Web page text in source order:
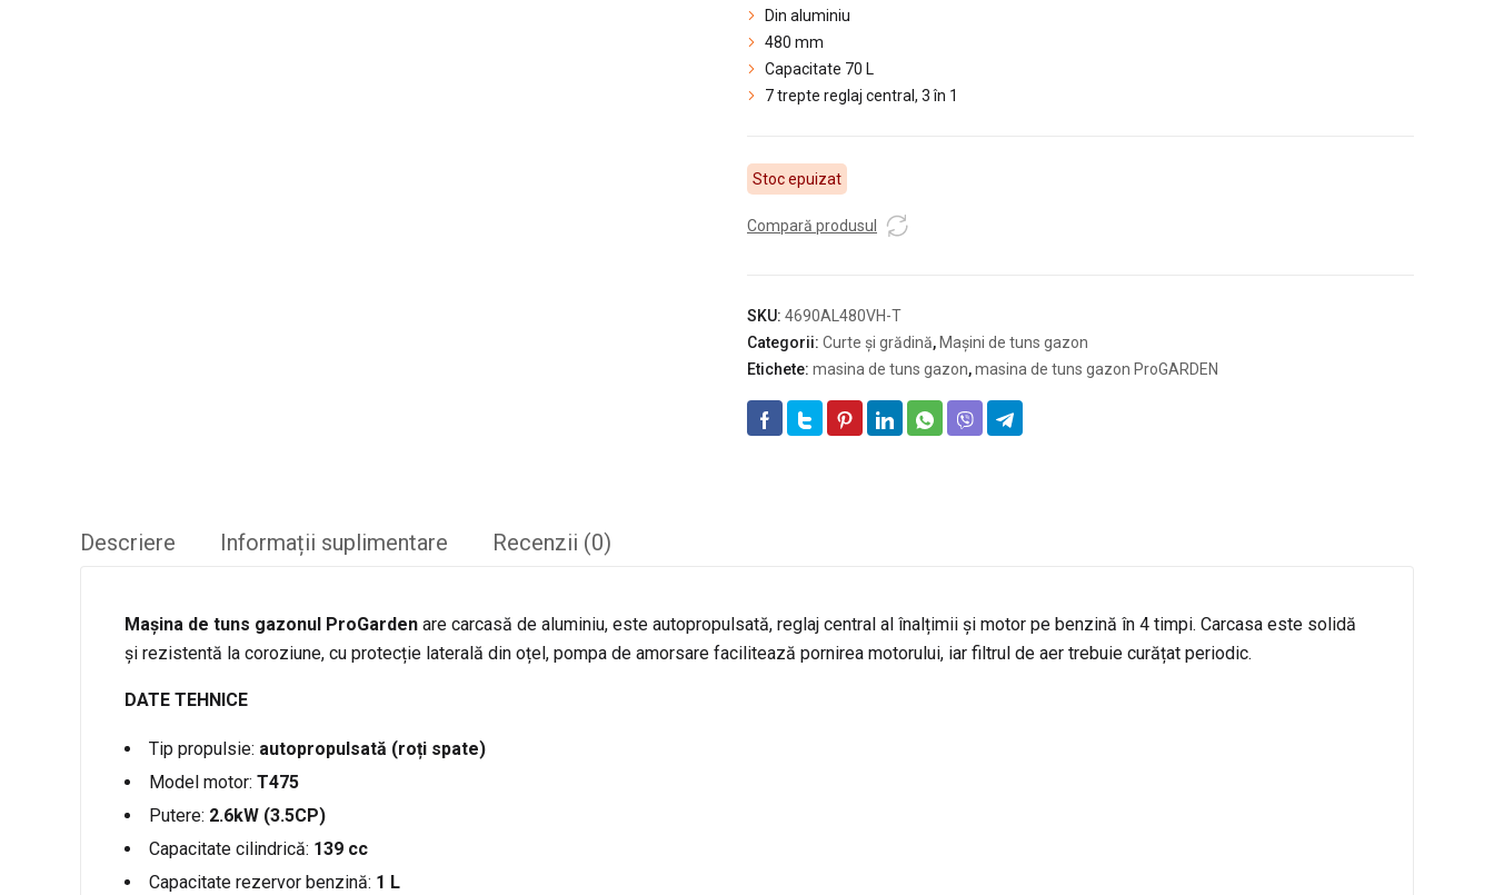
Din aluminiu
480 mm
Capacitate 70 L
7 trepte reglaj central, 3 în 1
Stoc epuizat
Compară produsul
SKU: 4690AL480VH-T
Categorii: Curte și grădină, Mașini de tuns gazon
Etichete: masina de tuns gazon,masina de tuns gazon ProGARDEN
Descriere Informații suplimentare Recenzii (0)
Mașina de tuns gazonul ProGarden are carcasă de aluminiu, este autopropulsată, reglaj central al înalțimii și motor pe benzină în 4 timpi. Carcasa este solidă
și rezistentă la coroziune, cu protecție laterală din oțel, pompa de amorsare facilitează pornirea motorului, iar filtrul de aer trebuie curățat periodic.
DATE TEHNICE
Tip propulsie: autopropulsată (roți spate)
Model motor: T475
Putere: 2.6kW (3.5CP)
Capacitate cilindrică: 139 cc
Capacitate rezervor benzină: 1 L